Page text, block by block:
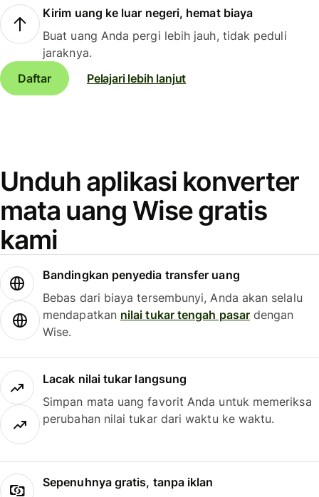
Kirim uang ke luar negeri, hemat biaya
Buat uang Anda pergi lebih jauh, tidak peduli
jaraknya.
Daftar
Pelajari lebih lanjut
Unduh aplikasi konverter
mata uang Wise gratis
kami
Bandingkan penyedia transfer uang
Bebas dari biaya tersembunyi, Anda akan selalu
mendapatkan nilai tukar tengah pasardengan
Wise.
Lacak nilai tukar langsung
Simpan mata uang favorit Anda untuk memeriksa
perubahan nilai tukar dari waktu ke waktu.
Sepenuhnya gratis, tanpa iklan